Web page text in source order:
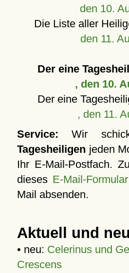
den 10.
Die Liste aller
den 11.
Der eine
, den 10.
Der eine
, den 11.
Service: Wir
Tagesheiligen jeden
Ihr E-Mail-Postfach.
dieses E-Mail-Formular
Mail absenden.
Aktuell und
• neu: Celerinus und
Crescens